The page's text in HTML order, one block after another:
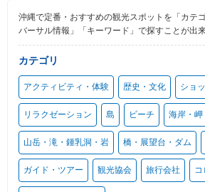
沖縄で定番・おすすめの観光スポットを「カテ
バーサル情報」「キーワード」で探すことが出来
カテゴリ
アクティビティ・体験 歴史・文化 ショ
リラクゼーション 島 ビーチ 海岸・岬
山岳・滝・鍾乳洞・岩 橋・展望台・ダム
ガイド・ツアー 観光協会 旅行会社